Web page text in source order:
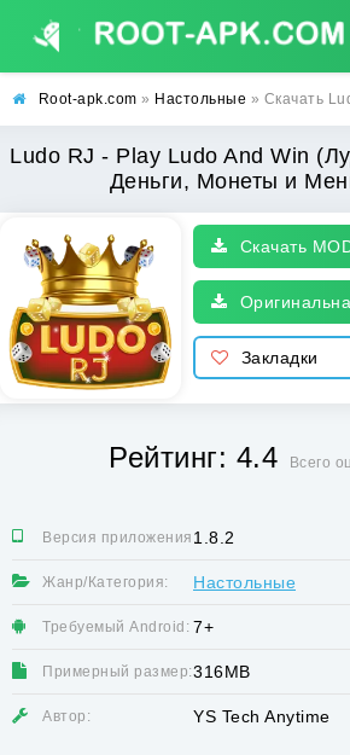
Root-apk.com » Настольные » Скачать Ludo RJ - Play Ludo And Win (Лудо
Ludo RJ - Play Ludo And Win
Деньги, Монеты и
Скачать
Закладки
Рейтинг: 4.4 Всего
Версия приложения:1.8.2
Жанр/Категория: Настольные
Требуемый Android: 7+
Примерный размер:316MB
Автор: YS Tech Anytime